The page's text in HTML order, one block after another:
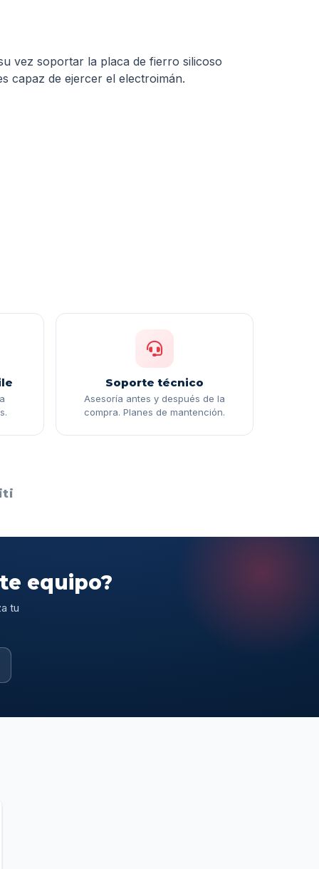
vez soportar la placa de fierro silicoso
capaz de ejercer el electroimán.
Soporte técnico
Asesoría antes y después de la
compra. Planes de mantención.
equipo?
tu